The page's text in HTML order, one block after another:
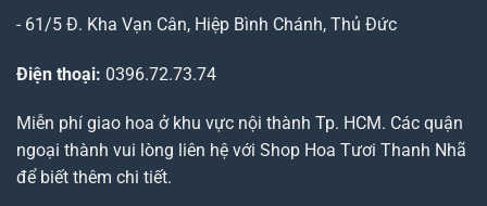
- 61/5 Đ. Kha Vạn Cân, Hiệp Bình Chánh, Thủ Đức
Điện thoại: 0396.72.73.74
Miễn phí giao hoa ở khu vực nội thành Tp. HCM. Các quận
ngoại thành vui lòng liên hệ với Shop Hoa Tươi Thanh Nhã
để biết thêm chi tiết.